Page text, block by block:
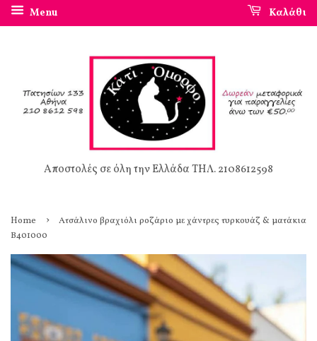
Menu Καλάθι
Αποστολές σε όλη την Ελλάδα ΤΗΛ. 2108612598
Home ›
Ατσάλινο βραχιόλι ροζάριο με χάντρες τυρκουάζ & ματάκια
Β401000